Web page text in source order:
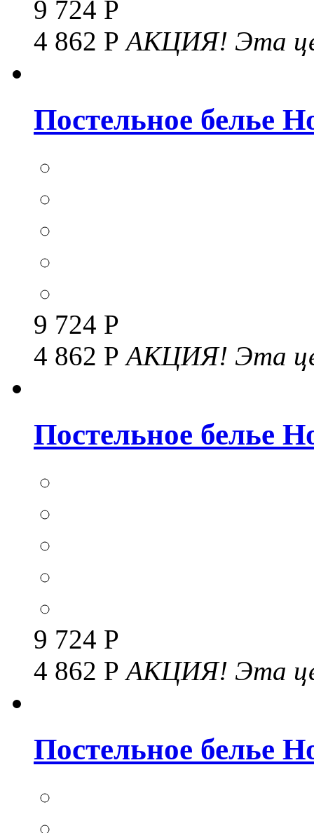
9 724 Р
4 862 РАКЦИЯ! Эта
Постельное белье
9 724 Р
4 862 РАКЦИЯ! Эта
Постельное белье
9 724 Р
4 862 РАКЦИЯ! Эта
Постельное белье